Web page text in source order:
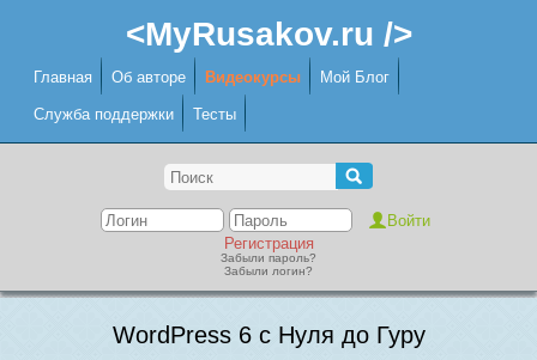
<MyRusakov.ru />
Главная Об авторе Видеокурсы Мой Блог
Служба поддержки Тесты
Регистрация
Забыли пароль?
Забыли логин?
WordPress 6 с Нуля до Гуру